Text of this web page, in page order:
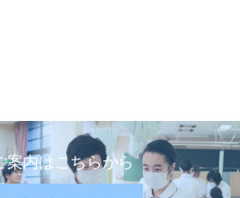
案内はこちらから